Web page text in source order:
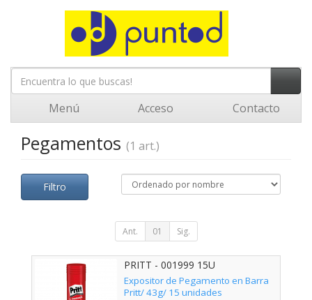
Menú Acceso Contacto
Pegamentos (1 art.)
Filtro
Ant. 01 Sig.
PRITT - 001999 15U
Expositor de Pegamento en Barra
Pritt/ 43g/ 15 unidades